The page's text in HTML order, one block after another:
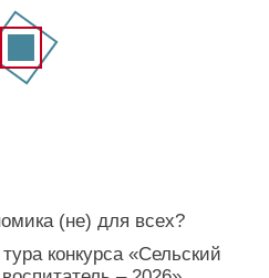
(не) для всех?
конкурса «Сельский